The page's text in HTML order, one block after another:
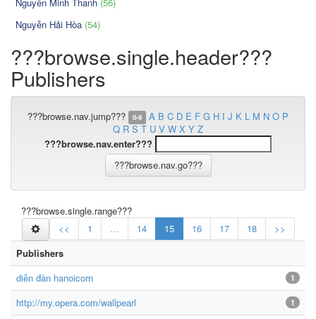
Nguyễn Hải Hòa (54)
???browse.single.header???
Publishers
???browse.nav.jump??? 0-9 A B C D E F G H I J K L M N O P
Q R S T U V W X Y Z
???browse.nav.enter???
???browse.single.range???
<<
1 … 14 15 16 17 18
>>
Publishers
diễn đàn hanoicorn
1
http://my.opera.com/wallpearl 1